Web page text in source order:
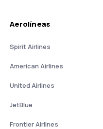
Aerolíneas
Spirit Airlines
American Airlines
United Airlines
JetBlue
Frontier Airlines